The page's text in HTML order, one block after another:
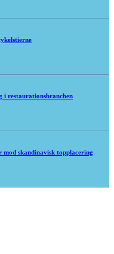
i restaurationsbranchen
skandinavisk topplacering